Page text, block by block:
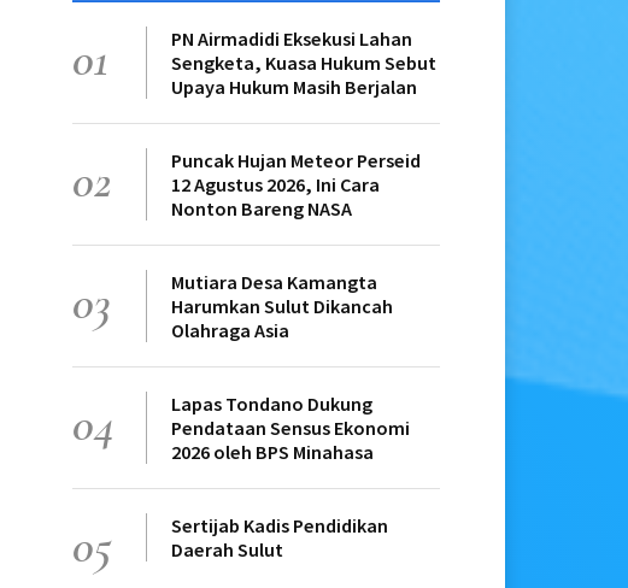
01
PN Airmadidi Eksekusi Lahan
Sengketa, Kuasa Hukum Sebut
Upaya Hukum Masih Berjalan
02
Puncak Hujan Meteor Perseid
12 Agustus 2026, Ini Cara
Nonton Bareng NASA
03
Mutiara Desa Kamangta
Harumkan Sulut Dikancah
Olahraga Asia
04
Lapas Tondano Dukung
Pendataan Sensus Ekonomi
2026 oleh BPS Minahasa
05
Sertijab Kadis Pendidikan
Daerah Sulut